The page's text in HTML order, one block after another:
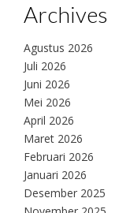
Archives
Agustus 2026
Juli 2026
Juni 2026
Mei 2026
April 2026
Maret 2026
Februari 2026
Januari 2026
Desember 2025